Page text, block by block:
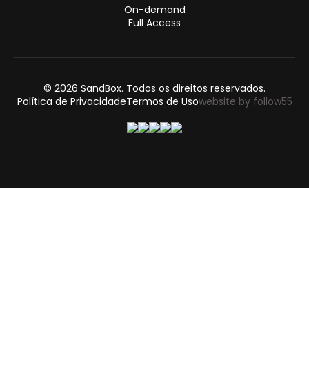
On-demand
Full Access
© 2026 SandBox. Todos os direitos reservados.
Política de PrivacidadeTermos de Usowebsite by follow55